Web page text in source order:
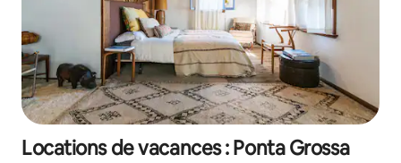
Locations de vacances : Ponta Grossa